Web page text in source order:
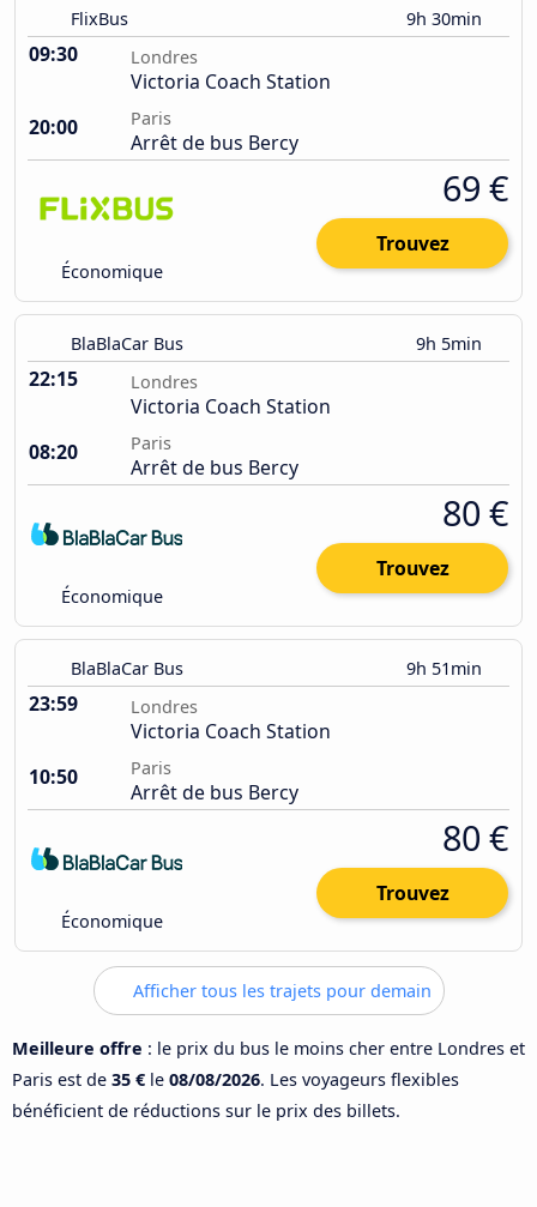
FlixBus 9h 30min
09:30 Londres
Victoria Coach Station
20:00
Paris
Arrêt de bus Bercy
Économique
69 €
Trouvez
BlaBlaCar Bus 9h 5min
22:15 Londres
Victoria Coach Station
08:20
Paris
Arrêt de bus Bercy
Économique
80 €
Trouvez
BlaBlaCar Bus 9h 51min
23:59 Londres
Victoria Coach Station
10:50
Paris
Arrêt de bus Bercy
Économique
80 €
Trouvez
Afficher tous les trajets pour demain
Meilleure offre : le prix du bus le moins cher entre Londres et
Paris est de 35 € le 08/08/2026. Les voyageurs flexibles
bénéficient de réductions sur le prix des billets.